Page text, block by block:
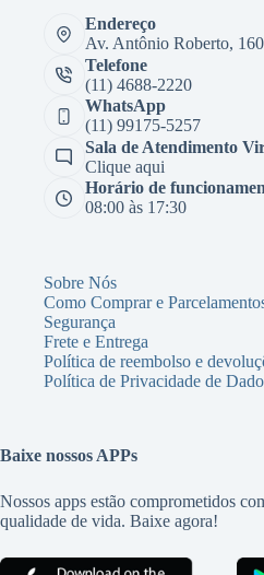
Endereço
Av. Antônio Roberto, 160
Telefone
(11) 4688-2220
WhatsApp
(11) 99175-5257
Sala de Atendimento
Clique aqui
Horário de
08:00 às 17:30
Sobre Nós
Como Comprar e
Segurança
Frete e Entrega
Política de reembolso e
Política de Privacidade de
Baixe nossos APPs
Nossos apps estão comprometidos
qualidade de vida. Baixe agora!